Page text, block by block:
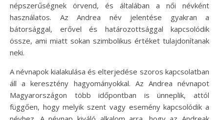
népszerűségnek örvend, és általában a női névként
használatos. Az Andrea név jelentése gyakran a
bátorsággal, erővel és határozottsággal kapcsolódik
össze, ami miatt sokan szimbolikus értéket tulajdonítanak
neki.
A névnapok kialakulása és elterjedése szoros kapcsolatban
áll a keresztény hagyományokkal. Az Andrea névnapot
Magyarországon több időpontban is ünneplik, attól
függően, hogy melyik szent vagy esemény kapcsolódik a